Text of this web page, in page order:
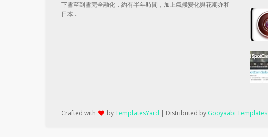
下雪至到雪完全融化，約有半年時間，加上氣候變化與花期亦和
日本…
Crafted with byTemplatesYard | Distributed by Gooyaabi Templates